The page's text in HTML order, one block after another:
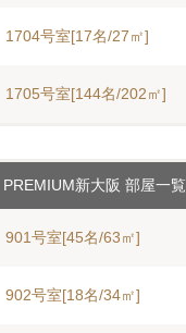
1704号室[17名/27㎡]
1705号室[144名/202㎡]
PREMIUM新大阪 部屋一覧
901号室[45名/63㎡]
902号室[18名/34㎡]